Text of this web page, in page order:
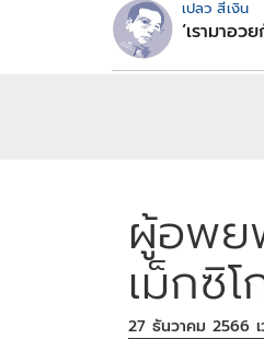
เปลว สีเงิน
‘เรามาอว
ผู้อพย
เม็กซิ
27 ธันวาคม 2566 เ